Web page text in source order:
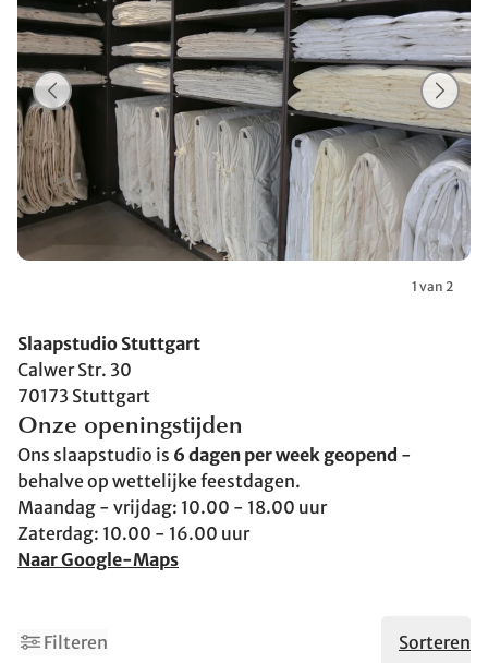
1 van 2
Slaapstudio Stuttgart
Calwer Str. 30
70173 Stuttgart
Onze openingstijden
Ons slaapstudio is 6 dagen per week geopend -
behalve op wettelijke feestdagen.
Maandag - vrijdag: 10.00 - 18.00 uur
Zaterdag: 10.00 - 16.00 uur
Naar Google-Maps
Filteren Sorteren